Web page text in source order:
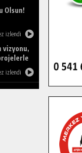
Olsun!
izlendi
vizyonu,
izlendi